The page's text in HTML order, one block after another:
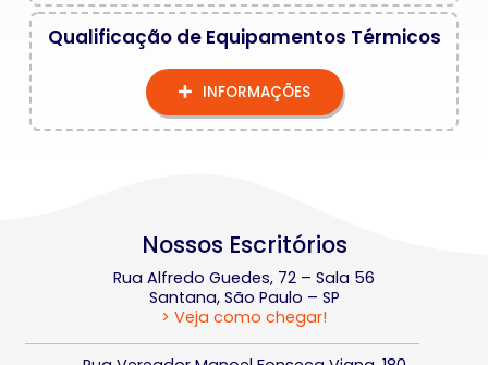
Qualificação de Equipamentos Térmicos
INFORMAÇÕES
Nossos Escritórios
Rua Alfredo Guedes, 72 – Sala 56
Santana, São Paulo – SP
> Veja como chegar!